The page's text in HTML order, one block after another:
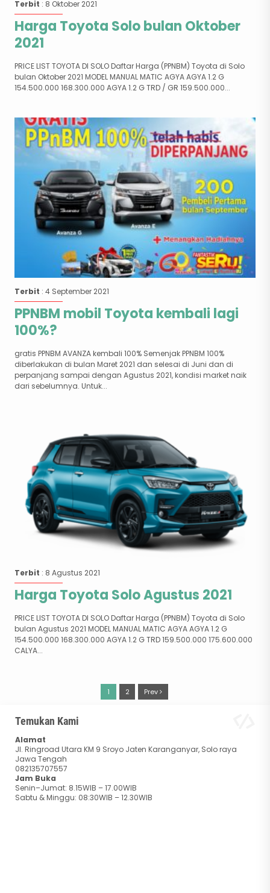
Terbit : 8 Oktober 2021
Harga Toyota Solo bulan Oktober
2021
PRICE LIST TOYOTA DI SOLO Daftar Harga (PPNBM) Toyota di Solo
bulan Oktober 2021 MODEL MANUAL MATIC AGYA AGYA 1.2 G
154.500.000 168.300.000 AGYA 1.2 G TRD / GR 159.500.000...
Terbit : 4 September 2021
PPNBM mobil Toyota kembali lagi
100%?
gratis PPNBM AVANZA kembali 100% Semenjak PPNBM 100%
diberlakukan di bulan Maret 2021 dan selesai di Juni dan di
perpanjang sampai dengan Agustus 2021, kondisi market naik
dari sebelumnya. Untuk...
Terbit : 8 Agustus 2021
Harga Toyota Solo Agustus 2021
PRICE LIST TOYOTA DI SOLO Daftar Harga (PPNBM) Toyota di Solo
bulan Agustus 2021 MODEL MANUAL MATIC AGYA AGYA 1.2 G
154.500.000 168.300.000 AGYA 1.2 G TRD 159.500.000 175.600.000
CALYA...
1 2 Prev
Temukan Kami
Alamat
Jl. Ringroad Utara KM 9 Sroyo Jaten Karanganyar, Solo raya
Jawa Tengah
082135707557
Jam Buka
Senin–Jumat: 8.15WIB – 17.00WIB
Sabtu & Minggu: 08:30WIB – 12.30WIB